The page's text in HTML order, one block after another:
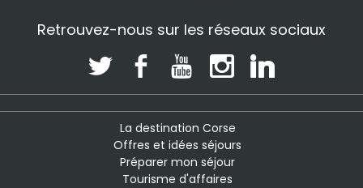
Retrouvez-nous sur les réseaux sociaux
La destination Corse
Offres et idées séjours
Préparer mon séjour
Tourisme d'affaires